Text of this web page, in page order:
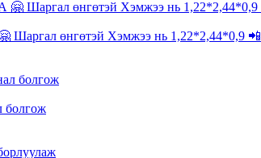
өнгөтэй Хэмжээ нь 1,22*2,44*0,9 📲
болгож